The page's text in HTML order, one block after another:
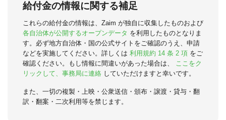
給付金の情報に関する補足
これらの給付金の情報は、Zaim が独自に収集したものおよび
各自治体が公開するオープンデータ を利用したものとなりま
す。必ず地方自治体・国の公式サイトをご確認のうえ、申請
などを実施してください。詳しくは 利用規約 14 条 2 項 をご
確認ください。もし情報に間違いがあった場合は、
ここをク
リックして、事務局に連絡 していただけますと幸いです。
また、一切の複製・上映・公衆送信・頒布・譲渡・貸与・翻
訳・翻案・二次利用等を禁じます。